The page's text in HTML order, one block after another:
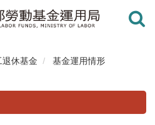
Toggle
退休基金
基金運用情形